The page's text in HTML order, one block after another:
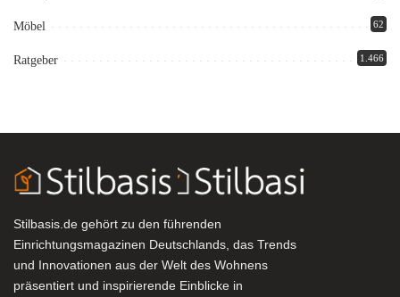
Möbel 62
Ratgeber 1.466
Stilbasis.de gehört zu den führenden
Einrichtungsmagazinen Deutschlands, das Trends
und Innovationen aus der Welt des Wohnens
präsentiert und inspirierende Einblicke in